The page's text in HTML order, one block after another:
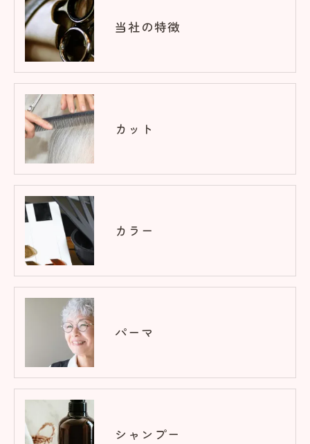
当社の特徴
カット
カラー
パーマ
シャンプー